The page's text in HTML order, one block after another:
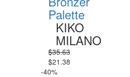
Palette
KIKO
MILANO
$35.63
$21.38
-40%